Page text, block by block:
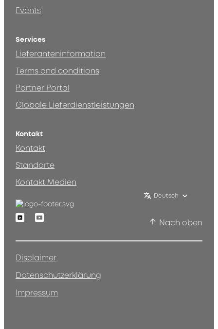
Events
Services
Lieferanteninformation
Terms and conditions
Partner Portal
Globale Lieferdienstleistungen
Kontakt
Kontakt
Standorte
Kontakt Medien
Deutsch
LinkedinYoutube
Nach oben
Disclaimer
Datenschutzerklärung
Impressum